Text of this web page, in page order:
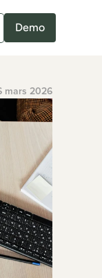
Demo
mars 2026